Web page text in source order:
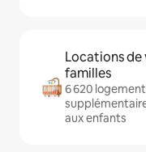
Locations de
familles
6 620
aux enfants